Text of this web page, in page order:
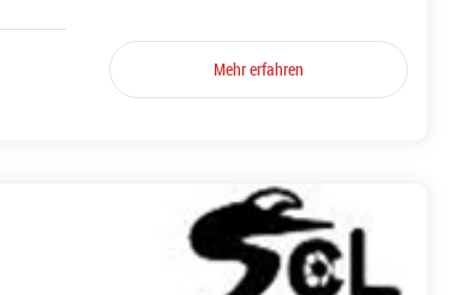
Mehr erfahren